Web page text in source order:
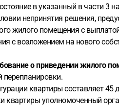
в указанный в части 3
непринятия решения,
жилого помещения с
с возложением на нового
о приведении жилого
перепланировки.
квартиры составляет
квартиры уполномоченный